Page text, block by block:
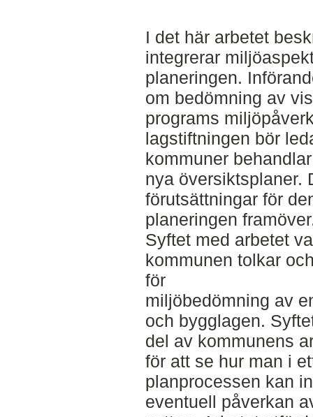
I det här arbetet
integrerar
planeringen.
om bedömning av
programs
lagstiftningen bör
kommuner
nya översiktsplaner.
förutsättningar för
planeringen
Syftet med arbetet
kommunen tolkar
för
miljöbedömning av
och bygglagen.
del av kommunens
för att se hur man i
planprocessen kan
eventuell påverkan